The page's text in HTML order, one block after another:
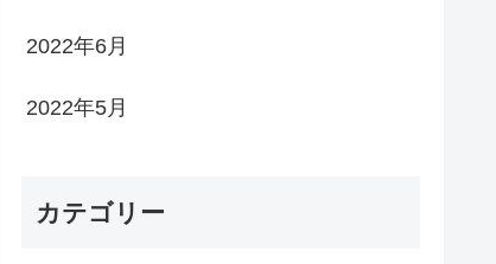
2022年6月
2022年5月
カテゴリー